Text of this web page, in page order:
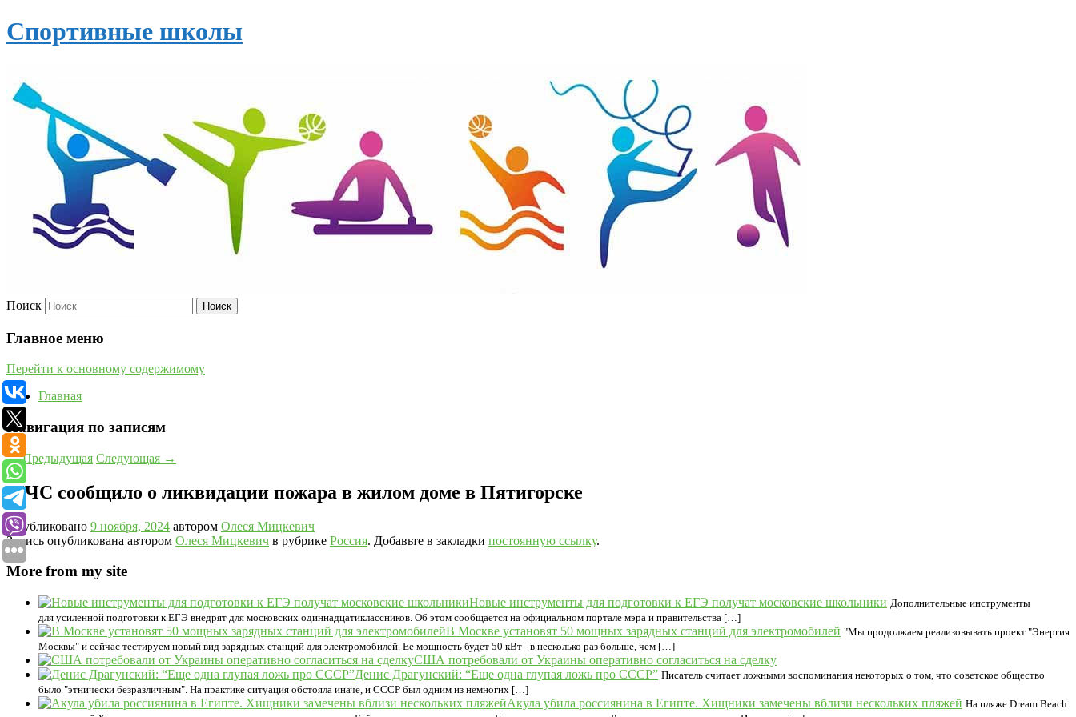
Спортивные школы
Поиск
Главное меню
Перейти к основному содержимому
Главная
Навигация по записям
←Предыдущая Следующая →
МЧС сообщило о ликвидации пожара в жилом доме в Пятигорске
Опубликовано 9 ноября, 2024 автором Олеся Мицкевич
Запись опубликована автором Олеся Мицкевич в рубрике Россия. Добавьте в закладки постоянную ссылку.
More from my site
Новые инструменты для подготовки к ЕГЭ получат московские школьники Дополнительные инструменты
для усиленной подготовки к ЕГЭ внедрят для московских одиннадцатиклассников. Об этом сообщается на официальном портале мэра и правительства […]
В Москве установят 50 мощных зарядных станций для электромобилей "Мы продолжаем реализовывать проект "Энергия
Москвы" и сейчас тестируем новый вид зарядных станций для электромобилей. Ее мощность будет 50 кВт - в несколько раз больше, чем […]
США потребовали от Украины оперативно согласиться на сделку
Денис Драгунский: “Еще одна глупая ложь про СССР” Писатель считает ложными воспоминания некоторых о том, что советское общество
было "этнически безразличным". На практике ситуация обстояла иначе, и СССР был одним из немногих […]
Акула убила россиянина в Египте. Хищники замечены вблизи нескольких пляжей На пляже Dream Beach